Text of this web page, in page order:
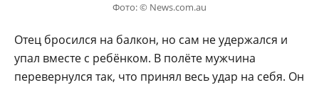
Фото: © News.com.au
Отец бросился на балкон, но сам не удержался и
упал вместе с ребёнком. В полёте мужчина
перевернулся так, что принял весь удар на себя. Он